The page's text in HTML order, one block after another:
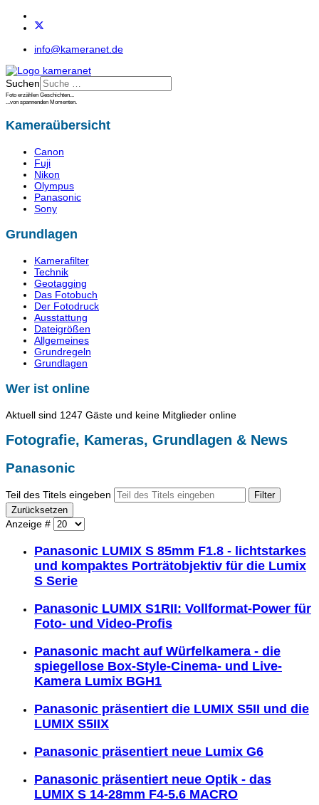
info@kameranet.de
Suchen
Foto erzählen Geschichten...
...von spannenden Momenten.
Kameraübersicht
Canon
Fuji
Nikon
Olympus
Panasonic
Sony
Grundlagen
Kamerafilter
Technik
Geotagging
Das Fotobuch
Der Fotodruck
Ausstattung
Dateigrößen
Allgemeines
Grundregeln
Grundlagen
Wer ist online
Aktuell sind 1247 Gäste und keine Mitglieder online
Fotografie, Kameras, Grundlagen & News
Panasonic
Teil des Titels eingeben
Filter
Zurücksetzen
Anzeige #
Panasonic LUMIX S 85mm F1.8 - lichtstarkes
und kompaktes Porträtobjektiv für die Lumix
S Serie
Panasonic LUMIX S1RII: Vollformat-Power für
Foto- und Video-Profis
Panasonic macht auf Würfelkamera - die
spiegellose Box-Style-Cinema- und Live-
Kamera Lumix BGH1
Panasonic präsentiert die LUMIX S5II und die
LUMIX S5IIX
Panasonic präsentiert neue Lumix G6
Panasonic präsentiert neue Optik - das
LUMIX S 14-28mm F4-5.6 MACRO